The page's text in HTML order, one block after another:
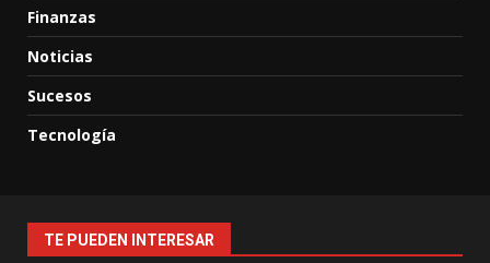
Finanzas
Noticias
Sucesos
Tecnología
TE PUEDEN INTERESAR